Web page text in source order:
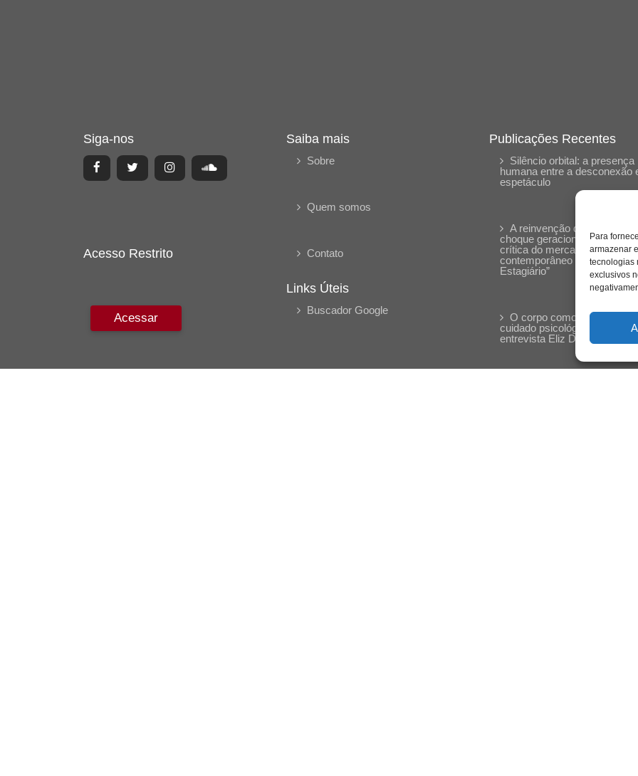
Para
armazenar
tecnologias
exclusivos
Siga-nos
Acesso Restrito
Acessar
Saiba mais
Sobre
Quem somos
Contato
Links Úteis
Buscador Google
Publicações Recentes
Silêncio orbital: a presença
humana entre a desconexão
espetáculo
A reinvenção do trabalho e o
choque geracional: uma
crítica do mercado
contemporâneo em “Um
Estagiário”
O corpo como expressão do
cuidado psicológico:
entrevista Eliz Dorneles